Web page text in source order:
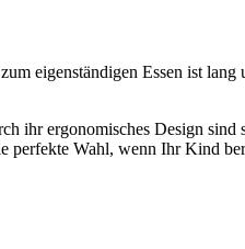
eigenständigen Essen ist lang
ihr ergonomisches Design sind
Wahl, wenn Ihr Kind